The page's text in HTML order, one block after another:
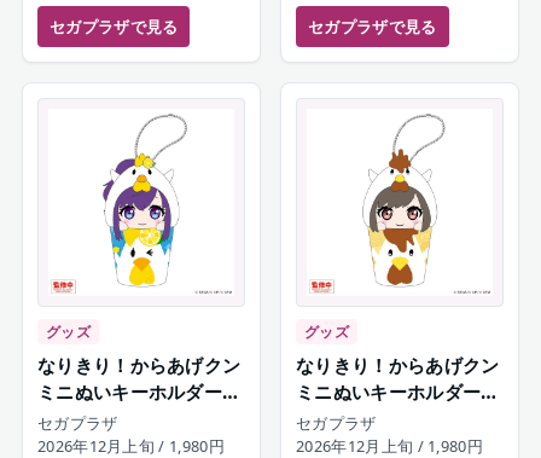
セガプラザで見る
セガプラザで見る
グッズ
なりきり！からあげクン
ミニぬいキーホルダー
朝比奈まふゆ
セガプラザ
2026年12月上旬 / 1,980円
グッズ
なりきり！からあげクン
ミニぬいキーホルダー
東雲絵名
セガプラザ
2026年12月上旬 / 1,980円